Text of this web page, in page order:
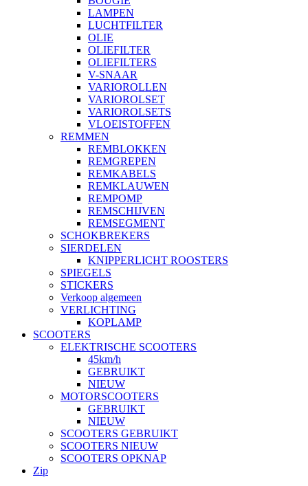
LAMPEN
LUCHTFILTER
OLIE
OLIEFILTER
OLIEFILTERS
V-SNAAR
VARIOROLLEN
VARIOROLSET
VARIOROLSETS
VLOEISTOFFEN
REMMEN
REMBLOKKEN
REMGREPEN
REMKABELS
REMKLAUWEN
REMPOMP
REMSCHIJVEN
REMSEGMENT
SCHOKBREKERS
SIERDELEN
KNIPPERLICHT ROOSTERS
SPIEGELS
STICKERS
Verkoop algemeen
VERLICHTING
KOPLAMP
SCOOTERS
ELEKTRISCHE SCOOTERS
45km/h
GEBRUIKT
NIEUW
MOTORSCOOTERS
GEBRUIKT
NIEUW
SCOOTERS GEBRUIKT
SCOOTERS NIEUW
SCOOTERS OPKNAP
Zip